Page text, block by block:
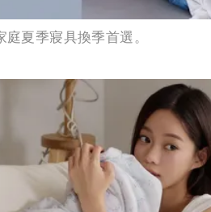
夏季寢具換季首選。